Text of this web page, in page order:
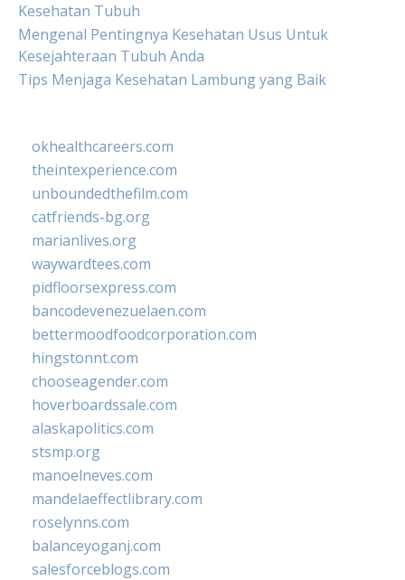
Kesehatan Tubuh
Mengenal Pentingnya Kesehatan Usus Untuk
Kesejahteraan Tubuh Anda
Tips Menjaga Kesehatan Lambung yang Baik
okhealthcareers.com
theintexperience.com
unboundedthefilm.com
catfriends-bg.org
marianlives.org
waywardtees.com
pidfloorsexpress.com
bancodevenezuelaen.com
bettermoodfoodcorporation.com
hingstonnt.com
chooseagender.com
hoverboardssale.com
alaskapolitics.com
stsmp.org
manoelneves.com
mandelaeffectlibrary.com
roselynns.com
balanceyoganj.com
salesforceblogs.com